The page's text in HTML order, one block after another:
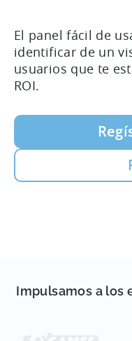
El panel fácil de
identificar de un
usuarios que te
ROI.
Impulsamos a los